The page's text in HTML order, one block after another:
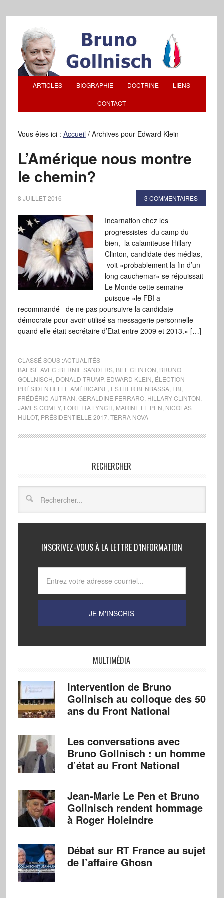
ARTICLES BIOGRAPHIE DOCTRINE LIENS
CONTACT
Vous êtes ici : Accueil /Archives pour Edward Klein
L’Amérique nous montre
le chemin?
8 JUILLET 2016 3 COMMENTAIRES
Incarnation chez les
progressistes du camp du
bien, la calamiteuse Hillary
Clinton, candidate des médias,
voit «probablement la fin d’un
long cauchemar» se réjouissait
Le Monde cette semaine
puisque «le FBI a
recommandé de ne pas poursuivre la candidate
démocrate pour avoir utilisé sa messagerie personnelle
quand elle était secrétaire d’Etat entre 2009 et 2013.» […]
CLASSÉ SOUS :ACTUALITÉS
BALISÉ AVEC :BERNIE SANDERS, BILL CLINTON BRUNO
GOLLNISCH DONALD TRUMP, EDWARD KLEIN ÉLECTION
PRÉSIDENTIELLE AMÉRICAINE ESTHER BENBASSA, FBI,
FRÉDÉRIC AUTRAN GERALDINE FERRARO, HILLARY CLINTON
JAMES COMEY, LORETTA LYNCH MARINE LE PEN NICOLAS
HULOT, PRÉSIDENTIELLE 2017, TERRA NOVA
RECHERCHER
INSCRIVEZ-VOUS À LA LETTRE D’INFORMATION
MULTIMÉDIA
Intervention de Bruno
Gollnisch au colloque des 50
ans du Front National
Les conversations avec
Bruno Gollnisch : un homme
d’état au Front National
Jean-Marie Le Pen et Bruno
Gollnisch rendent hommage
à Roger Holeindre
Débat sur RT France au sujet
de l’affaire Ghosn